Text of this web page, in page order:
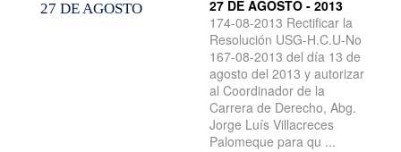
27 DE AGOSTO
27 DE AGOSTO - 2013
174-08-2013 Rectificar la
Resolución USG-H.C.U-No
167-08-2013 del día 13 de
agosto del 2013 y autorizar
al Coordinador de la
Carrera de Derecho, Abg.
Jorge Luís Villacreces
Palomeque para qu ...